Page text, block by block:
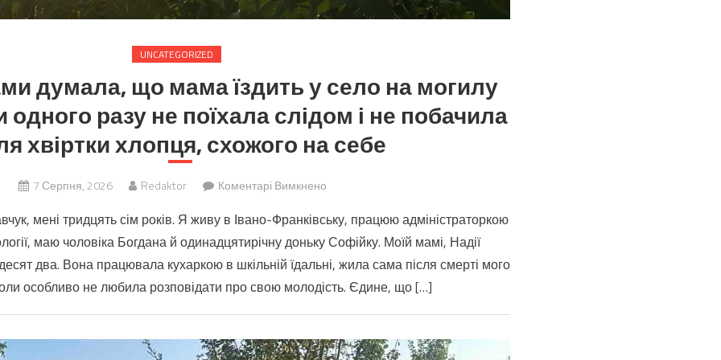
UNCATEGORIZED
думала, що мама їздить у село на могилу
одного разу не поїхала слідом і не побачила
хвіртки хлопця, схожого на себе
7 Серпня, 2026 Redaktor Коментарі Вимкненодо
роками
думала,
що
мама
село
мені тридцять сім років. Я живу в Івано-Франківську, працюю адміністраторкою
маю чоловіка Богдана й одинадцятирічну доньку Софійку. Моїй мамі, Надії
два. Вона працювала кухаркою в шкільній їдальні, жила сама після смерті мого
особливо не любила розповідати про свою молодість. Єдине, що […]